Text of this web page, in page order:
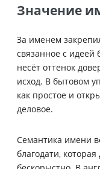
Значение
За именем
связанное с
несёт оттенок
исход. В бытовом
как простое и
деловое.
Семантика имени
благодати,